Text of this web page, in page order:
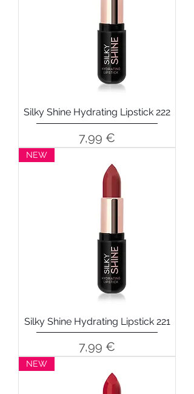
Silky Shine Hydrating Lipstick 222
Precio
7,99 €
NEW
Silky Shine Hydrating Lipstick 221
Precio
7,99 €
NEW